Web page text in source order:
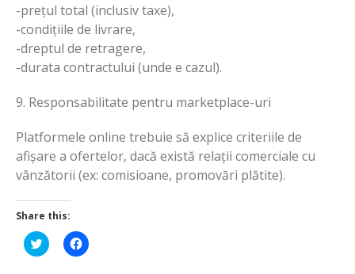
-prețul total (inclusiv taxe),
-condițiile de livrare,
-dreptul de retragere,
-durata contractului (unde e cazul).
9. Responsabilitate pentru marketplace-uri
Platformele online trebuie să explice criteriile de
afișare a ofertelor, dacă există relații comerciale cu
vânzătorii (ex: comisioane, promovări plătite).
Share this:
Click
to
Click
to